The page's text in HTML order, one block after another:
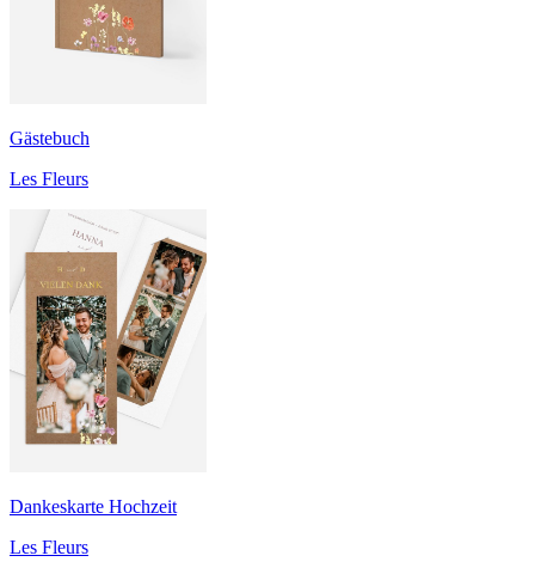
Gästebuch
Les Fleurs
Dankeskarte Hochzeit
Les Fleurs